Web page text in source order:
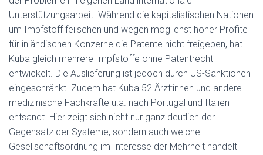
Unterstützungsarbeit. Während die kapitalistischen Nationen
um Impfstoff feilschen und wegen möglichst hoher Profite
für inländischen Konzerne die Patente nicht freigeben, hat
Kuba gleich mehrere Impfstoffe ohne Patentrecht
entwickelt. Die Auslieferung ist jedoch durch US-Sanktionen
eingeschränkt. Zudem hat Kuba 52 Ärzt:innen und andere
medizinische Fachkräfte u.a. nach Portugal und Italien
entsandt. Hier zeigt sich nicht nur ganz deutlich der
Gegensatz der Systeme, sondern auch welche
Gesellschaftsordnung im Interesse der Mehrheit handelt –